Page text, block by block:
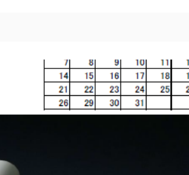
ゾ
ー
ト
天
の
星
を
一
緒